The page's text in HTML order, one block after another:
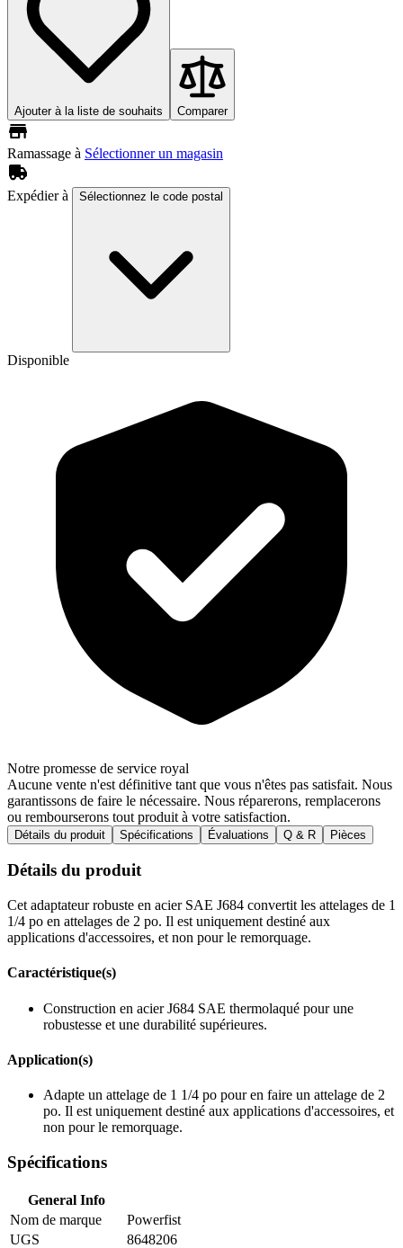
Ajouter à la liste de souhaits Comparer
Ramassage à Sélectionner un magasin
Expédier à Sélectionnez le code postal
Disponible
Notre promesse de service royal
Aucune vente n'est définitive tant que vous n'êtes pas satisfait. Nous
garantissons de faire le nécessaire. Nous réparerons, remplacerons
ou rembourserons tout produit à votre satisfaction.
Détails du produit Spécifications Évaluations Q & R Pièces
Détails du produit
Cet adaptateur robuste en acier SAE J684 convertit les attelages de 1
1/4 po en attelages de 2 po. Il est uniquement destiné aux
applications d'accessoires, et non pour le remorquage.
Caractéristique(s)
Construction en acier J684 SAE thermolaqué pour une
robustesse et une durabilité supérieures.
Application(s)
Adapte un attelage de 1 1/4 po pour en faire un attelage de 2
po. Il est uniquement destiné aux applications d'accessoires, et
non pour le remorquage.
Spécifications
General Info
Nom de marque
Powerfist
UGS
8648206